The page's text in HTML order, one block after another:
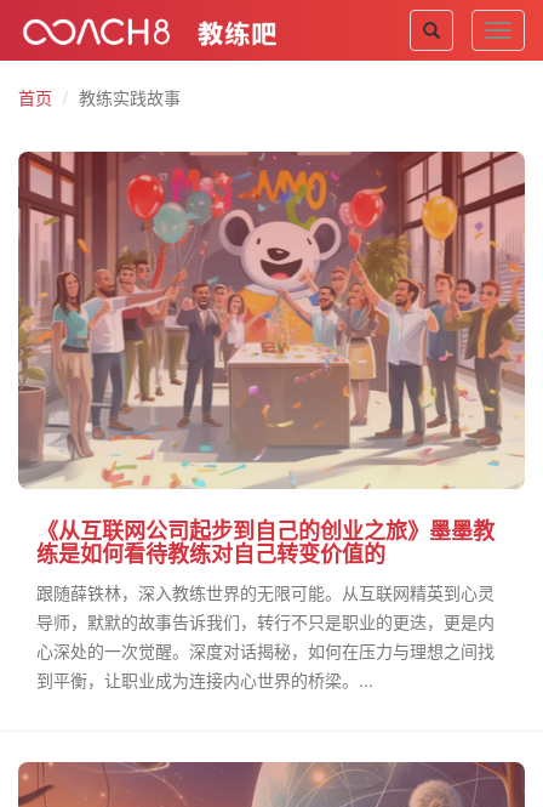
首页
教练实践故事
《从互联网公司起步到自己的创业之旅》墨墨教
练是如何看待教练对自己转变价值的
跟随薛铁林，深入教练世界的无限可能。从互联网精英到心灵
导师，默默的故事告诉我们，转行不只是职业的更迭，更是内
心深处的一次觉醒。深度对话揭秘，如何在压力与理想之间找
到平衡，让职业成为连接内心世界的桥梁。...